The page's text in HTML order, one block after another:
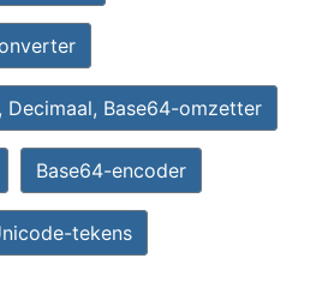
Decimaal, Base64-omzetter
Base64-encoder
tekens